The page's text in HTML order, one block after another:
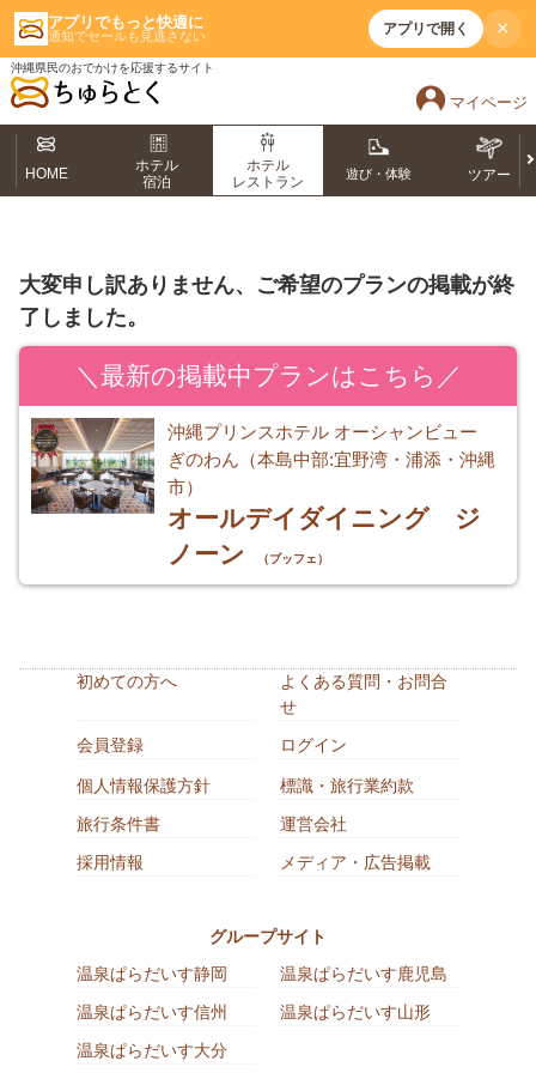
アプリでもっと快適に
通知でセールも見逃さない アプリで開く ×
沖縄県民のおでかけを応援するサイト
マイページ
HOME
ホテル
宿泊
ホテル
レストラン
遊び・体験 ツアー
大変申し訳ありません、ご希望のプランの掲載が終
了しました。
＼最新の掲載中プランはこちら／
沖縄プリンスホテル オーシャンビュー
ぎのわん（本島中部:宜野湾・浦添・沖縄
市）
オールデイダイニング ジ
ノーン
（ブッフェ）
初めての方へ
よくある質問・お問合
せ
会員登録
ログイン
個人情報保護方針
標識・旅行業約款
旅行条件書
運営会社
採用情報
メディア・広告掲載
グループサイト
温泉ぱらだいす静岡
温泉ぱらだいす鹿児島
温泉ぱらだいす信州
温泉ぱらだいす山形
温泉ぱらだいす大分